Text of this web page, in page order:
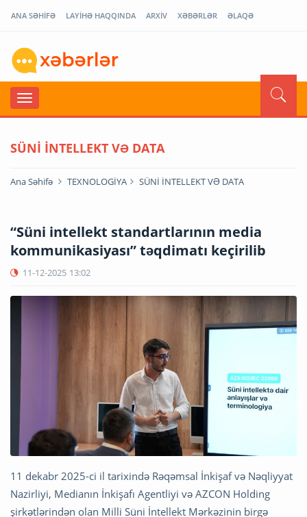
ANA SƏHİFƏ LAYİHƏ HAQQINDA ARXİV XƏBƏRLƏR ƏLAQƏ
SÜNİ İNTELLEKT VƏ DATA
Ana Səhifə TEXNOLOGİYA SÜNİ İNTELLEKT VƏ DATA
“Süni intellekt standartlarının media
kommunikasiyası” təqdimatı keçirilib
11-12-2025 13:02
11 dekabr 2025-ci il tarixində Rəqəmsal İnkişaf və Nəqliyyat
Nazirliyi, Medianın İnkişafı Agentliyi və AZCON Holding
şirkətlərindən olan Milli Süni İntellekt Mərkəzinin birgə